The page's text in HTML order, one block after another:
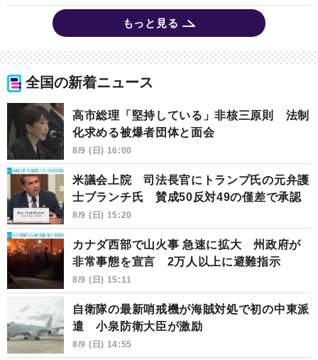
もっと見る
全国の新着ニュース
高市総理「堅持している」非核三原則 法制
化求める被爆者団体と面会
8/9 (日) 16:00
米議会上院 司法長官にトランプ氏の元弁護
士ブランチ氏 賛成50反対49の僅差で承認
8/9 (日) 15:20
カナダ西部で山火事 急速に拡大 州政府が
非常事態を宣言 2万人以上に避難指示
8/9 (日) 15:11
自衛隊の最新哨戒機が海賊対処で初の中東派
遣 小泉防衛大臣が激励
8/9 (日) 14:55